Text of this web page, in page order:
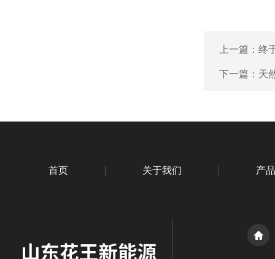
上一篇： 终
下一篇： 天
首页 关于我们 产